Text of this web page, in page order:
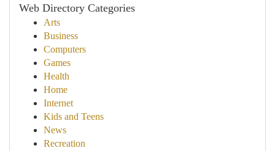
Web Directory Categories
Arts
Business
Computers
Games
Health
Home
Internet
Kids and Teens
News
Recreation